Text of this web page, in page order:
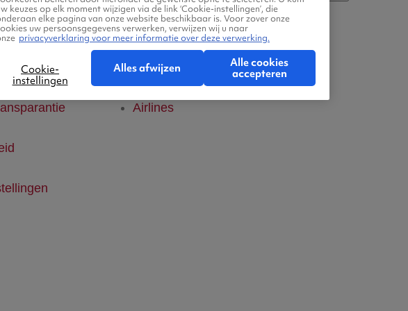
Hotels
Vlucht + hotel
Airlines
keuzes op elk moment wijzigen via de link ‘Cookie-instellingen’, die
elke pagina van onze website beschikbaar is. Voor zover onze
uw persoonsgegevens verwerken, verwijzen wij u naar
privacyverklaring voor meer informatie over deze verwerking.
Cookie-
instellingen
Alles afwijzen
Alle cookies
accepteren